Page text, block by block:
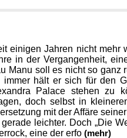
einigen Jahren nicht mehr
in der Vergangenheit,
Manu soll es nicht so ganz
hält er sich für den
Palace stehen zu
doch selbst in
mit der Affäre
leichter. Doch „Die
eine der erfo (mehr)